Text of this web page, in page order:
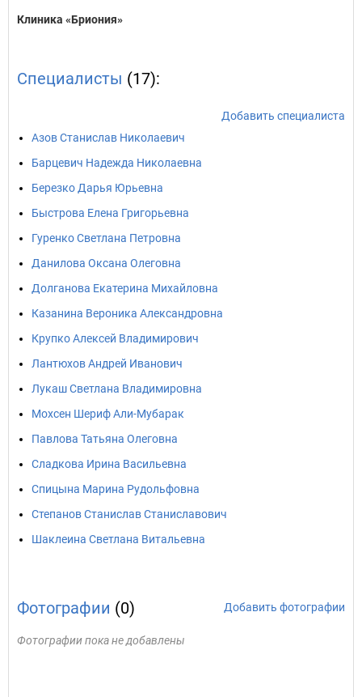
Клиника «Бриония»
Специалисты (17):
Добавить специалиста
Азов Станислав Николаевич
Барцевич Надежда Николаевна
Березко Дарья Юрьевна
Быстрова Елена Григорьевна
Гуренко Светлана Петровна
Данилова Оксана Олеговна
Долганова Екатерина Михайловна
Казанина Вероника Александровна
Крупко Алексей Владимирович
Лантюхов Андрей Иванович
Лукаш Светлана Владимировна
Мохсен Шериф Али-Мубарак
Павлова Татьяна Олеговна
Сладкова Ирина Васильевна
Спицына Марина Рудольфовна
Степанов Станислав Станиславович
Шаклеина Светлана Витальевна
Фотографии (0) Добавить фотографии
Фотографии пока не добавлены